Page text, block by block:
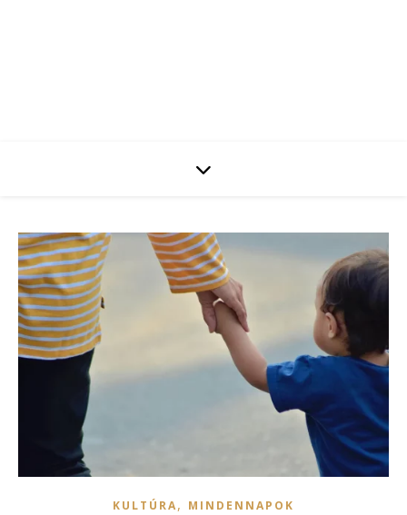
KULTÚRA, MINDENNAPOK